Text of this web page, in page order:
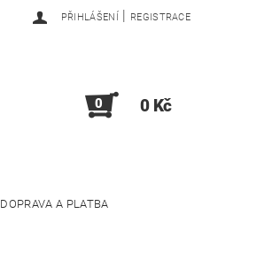
PŘIHLÁŠENÍ | REGISTRACE
0 0 Kč
DOPRAVA A PLATBA